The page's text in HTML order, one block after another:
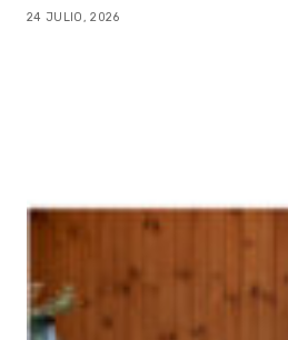
24 JULIO, 2026